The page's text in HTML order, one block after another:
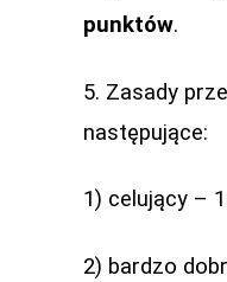
punktów.
5. Zasady
następujące:
1) celujący –
2) bardzo